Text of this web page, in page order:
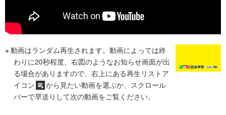
動画はランダム再生されます。動画によっては終
わりに20秒程度、右図のようなお知らせ画面が出
る場合がありますので、右上にある再生リストア
イコン
から見たい動画を選ぶか、スクロール
バーで早送りして次の動画をご覧ください。